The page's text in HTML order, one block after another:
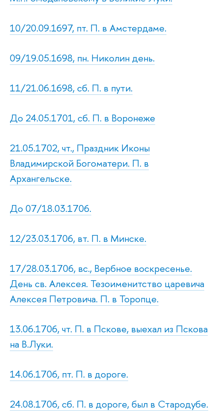
10/20.09.1697, пт. П. в Амстердаме.
09/19.05.1698, пн. Николин день.
11/21.06.1698, сб. П. в пути.
До 24.05.1701, сб. П. в Воронеже
21.05.1702, чт., Праздник Иконы
Владимирской Богоматери. П. в
Архангельске.
До 07/18.03.1706.
12/23.03.1706, вт. П. в Минске.
17/28.03.1706, вс., Вербное воскресенье.
День св. Алексея. Тезоименитство царевича
Алексея Петровича. П. в Торопце.
13.06.1706, чт. П. в Пскове, выехал из Пскова
на В.Луки.
14.06.1706, пт. П. в дороге.
24.08.1706, сб. П. в дороге, был в Стародубе.